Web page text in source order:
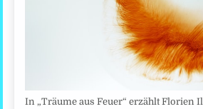
In „Träume aus Feuer“ erzählt Florien